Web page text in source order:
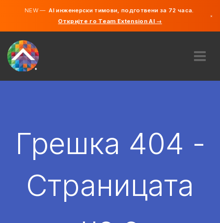
NEW —AI инженерски тимови, подготвени за 72 часа.
Откријте го Team Extension AI →
×
АНГАЖИРАЈ
Грешка 404 -
Страницата